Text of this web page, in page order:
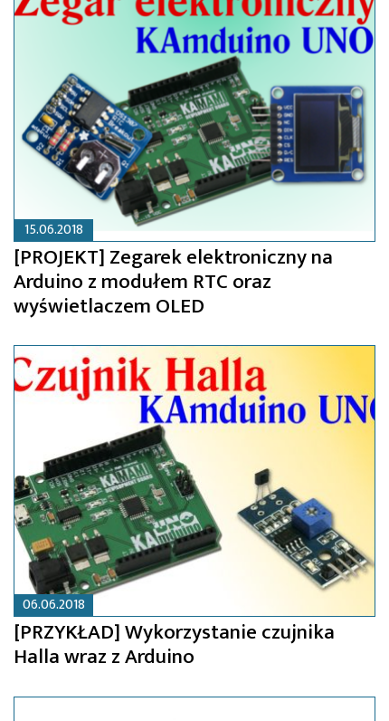
15.06.2018
[PROJEKT] Zegarek elektroniczny na
Arduino z modułem RTC oraz
wyświetlaczem OLED
06.06.2018
[PRZYKŁAD] Wykorzystanie czujnika
Halla wraz z Arduino